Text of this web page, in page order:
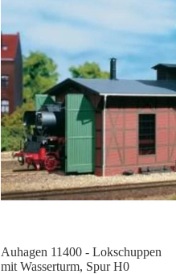
Sale
Auhagen 11400 - Lokschuppen
mit Wasserturm, Spur H0